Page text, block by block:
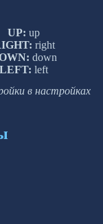
UP: up
right
down
LEFT: left
в настройках